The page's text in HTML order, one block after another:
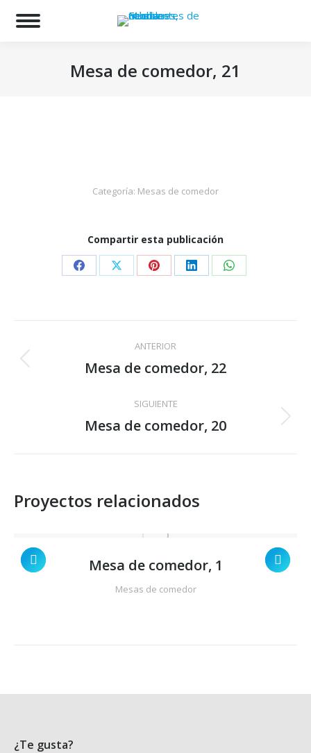
Mesa de comedor, 21
Categoría: Mesas de comedor
Compartir esta publicación
Share Share Share Share Share
Navegación
entre
ANTERIOR
Proyecto
Mesa de comedor, 22
SIGUIENTE
Proyecto
Mesa de comedor, 20
Proyectos relacionados
Mesa de comedor, 1
Mesas de comedor
¿Te gusta?